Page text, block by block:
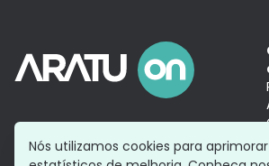
Nós utilizamos cookies para